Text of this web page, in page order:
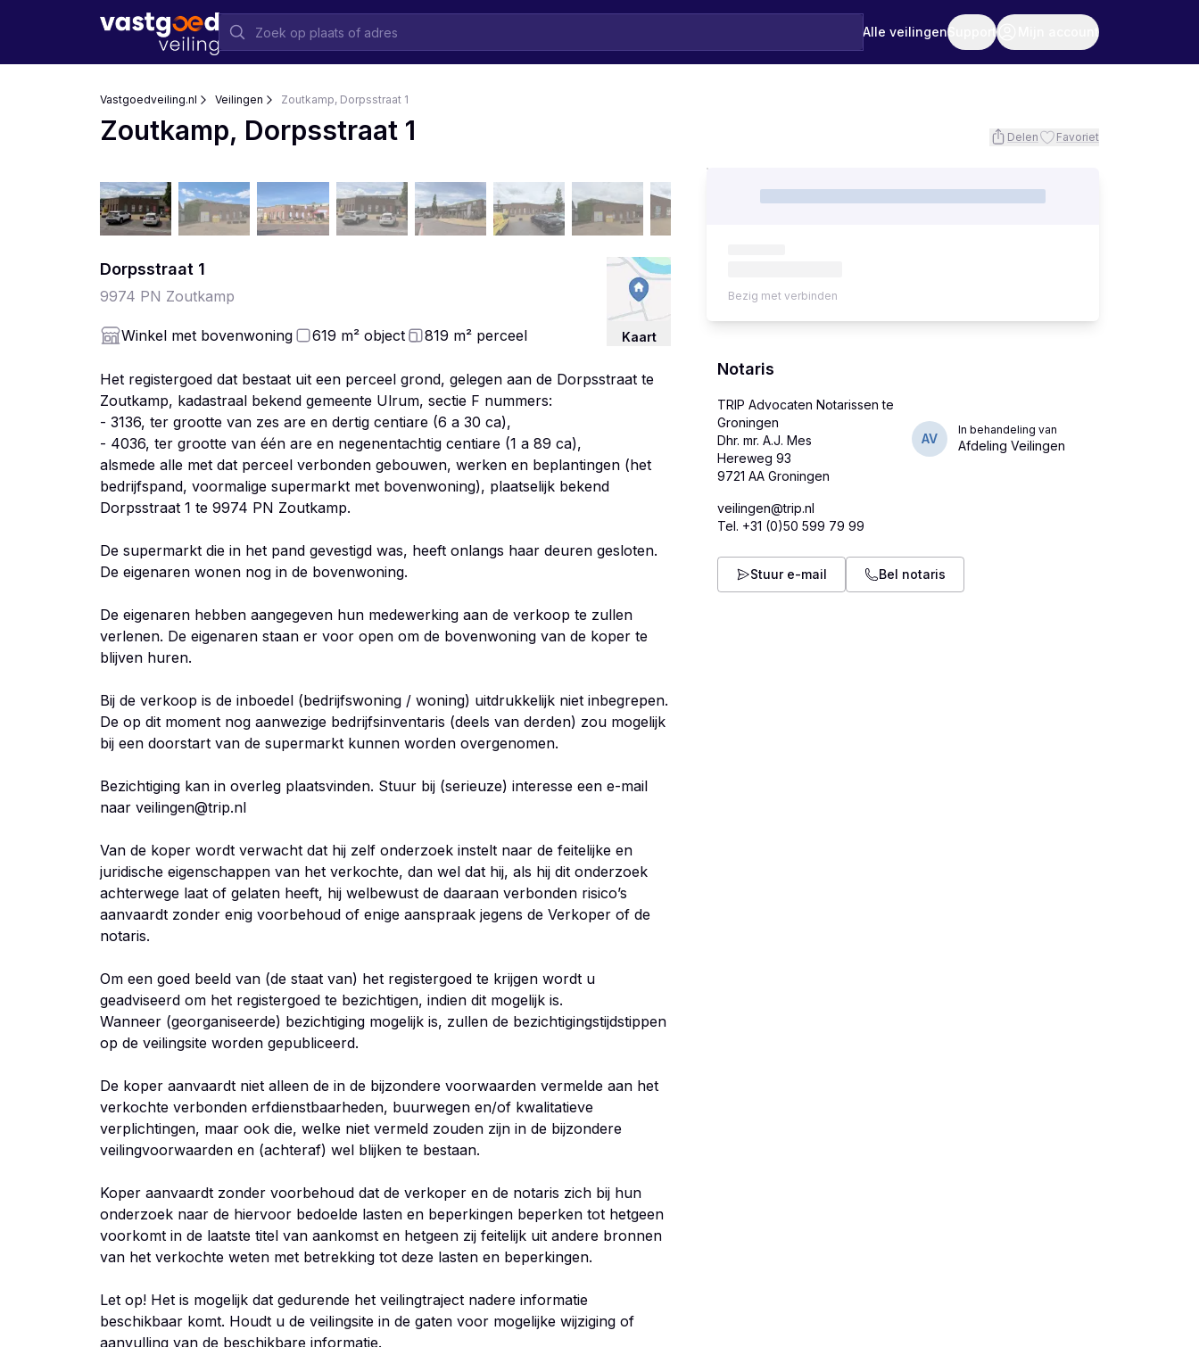
Alle veilingenSupport Mijn account
Vastgoedveiling.nl Veilingen Zoutkamp, Dorpsstraat 1
Zoutkamp, Dorpsstraat 1 Delen Favoriet
Dorpsstraat 1
9974 PN Zoutkamp
Winkel met bovenwoning 619 m² object 819 m² perceel Kaart
Het registergoed dat bestaat uit een perceel grond, gelegen aan de Dorpsstraat te
Zoutkamp, kadastraal bekend gemeente Ulrum, sectie F nummers:
- 3136, ter grootte van zes are en dertig centiare (6 a 30 ca),
- 4036, ter grootte van één are en negenentachtig centiare (1 a 89 ca),
alsmede alle met dat perceel verbonden gebouwen, werken en beplantingen (het
bedrijfspand, voormalige supermarkt met bovenwoning), plaatselijk bekend
Dorpsstraat 1 te 9974 PN Zoutkamp.
De supermarkt die in het pand gevestigd was, heeft onlangs haar deuren gesloten.
De eigenaren wonen nog in de bovenwoning.
De eigenaren hebben aangegeven hun medewerking aan de verkoop te zullen
verlenen. De eigenaren staan er voor open om de bovenwoning van de koper te
blijven huren.
Bij de verkoop is de inboedel (bedrijfswoning / woning) uitdrukkelijk niet inbegrepen.
De op dit moment nog aanwezige bedrijfsinventaris (deels van derden) zou mogelijk
bij een doorstart van de supermarkt kunnen worden overgenomen.
Bezichtiging kan in overleg plaatsvinden. Stuur bij (serieuze) interesse een e-mail
naar veilingen@trip.nl
Van de koper wordt verwacht dat hij zelf onderzoek instelt naar de feitelijke en
juridische eigenschappen van het verkochte, dan wel dat hij, als hij dit onderzoek
achterwege laat of gelaten heeft, hij welbewust de daaraan verbonden risico’s
aanvaardt zonder enig voorbehoud of enige aanspraak jegens de Verkoper of de
notaris.
Om een goed beeld van (de staat van) het registergoed te krijgen wordt u
geadviseerd om het registergoed te bezichtigen, indien dit mogelijk is.
Wanneer (georganiseerde) bezichtiging mogelijk is, zullen de bezichtigingstijdstippen
op de veilingsite worden gepubliceerd.
De koper aanvaardt niet alleen de in de bijzondere voorwaarden vermelde aan het
verkochte verbonden erfdienstbaarheden, buurwegen en/of kwalitatieve
verplichtingen, maar ook die, welke niet vermeld zouden zijn in de bijzondere
veilingvoorwaarden en (achteraf) wel blijken te bestaan.
Koper aanvaardt zonder voorbehoud dat de verkoper en de notaris zich bij hun
onderzoek naar de hiervoor bedoelde lasten en beperkingen beperken tot hetgeen
voorkomt in de laatste titel van aankomst en hetgeen zij feitelijk uit andere bronnen
van het verkochte weten met betrekking tot deze lasten en beperkingen.
Let op! Het is mogelijk dat gedurende het veilingtraject nadere informatie
beschikbaar komt. Houdt u de veilingsite in de gaten voor mogelijke wijziging of
aanvulling van de beschikbare informatie.
Bezig met verbinden
Notaris
TRIP Advocaten Notarissen te
Groningen
Dhr. mr. A.J. Mes
Hereweg 93
AV
In behandeling van
Afdeling Veilingen
veilingen@trip.nl
Tel. +31 (0)50 599 79 99
Stuur e-mail Bel notaris